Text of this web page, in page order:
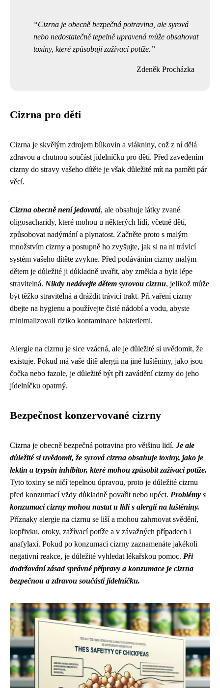
Cizrna je obecně bezpečná potravina, ale syrová
nebo nedostatečně tepelně upravená může obsahovat
toxiny, které způsobují zažívací potíže.
Zdeněk Procházka
Cizrna pro děti
Cizrna je skvělým zdrojem bílkovin a vlákniny, což z ní dělá
zdravou a chutnou součást jídelníčku pro děti. Před zavedením
cizrny do stravy vašeho dítěte je však důležité mít na paměti pár
věcí.
Cizrna obecně není jedovatá, ale obsahuje látky zvané
oligosacharidy, které mohou u některých lidí, včetně dětí,
způsobovat nadýmání a plynatost. Začněte proto s malým
množstvím cizrny a postupně ho zvyšujte, jak si na ni trávicí
systém vašeho dítěte zvykne. Před podáváním cizrny malým
dětem je důležité ji důkladně uvařit, aby změkla a byla lépe
stravitelná. Nikdy nedávejte dětem syrovou cizrnu, jelikož může
být těžko stravitelná a dráždit trávicí trakt. Při vaření cizrny
dbejte na hygienu a používejte čisté nádobí a vodu, abyste
minimalizovali riziko kontaminace bakteriemi.
Alergie na cizrnu je sice vzácná, ale je důležité si uvědomit, že
existuje. Pokud má vaše dítě alergii na jiné luštěniny, jako jsou
čočka nebo fazole, je důležité být při zavádění cizrny do jeho
jídelníčku opatrný.
Bezpečnost konzervované cizrny
Cizrna je obecně bezpečná potravina pro většinu lidí. Je ale
důležité si uvědomit, že syrová cizrna obsahuje toxiny, jako je
lektin a trypsin inhibitor, které mohou způsobit zažívací potíže.
Tyto toxiny se ničí tepelnou úpravou, proto je důležité cizrnu
před konzumací vždy důkladně povařit nebo upéct. Problémy s
konzumací cizrny mohou nastat u lidí s alergií na luštěniny.
Příznaky alergie na cizrnu se liší a mohou zahrnovat svědění,
kopřivku, otoky, zažívací potíže a v závažných případech i
anafylaxi. Pokud po konzumaci cizrny zaznamenáte jakékoli
negativní reakce, je důležité vyhledat lékařskou pomoc. Při
dodržování zásad správné přípravy a konzumace je cizrna
bezpečnou a zdravou součástí jídelníčku.